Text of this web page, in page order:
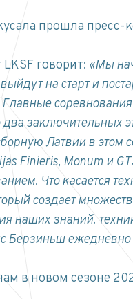
прошла
говорит: «Мы
на старт и
заключительных
Латвии в этом
Finieris, Monum и
Что касается
создает
наших знаний.
Берзиньш
в новом сезоне